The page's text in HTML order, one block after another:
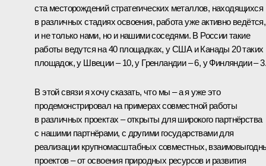
ста месторождений стратегических металлов, находящихся
в различных стадиях освоения, работа уже активно ведётся,
и не только нами, но и нашими соседями. В России такие
работы ведутся на 40 площадках, у США и Канады 20 таких
площадок, у Швеции – 10, у Гренландии – 6, у Финляндии – 3.
В этой связи я хочу сказать, что мы – а я уже это
продемонстрировал на примерах совместной работы
в различных проектах – открыты для широкого партнёрства
с нашими партнёрами, с другими государствами для
реализации крупномасштабных совместных,
проектов – от освоения природных ресурсов и развития